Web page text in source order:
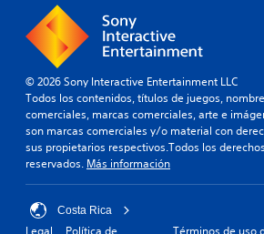
© 2026 Sony Interactive Entertainment LLC
Todos los contenidos, títulos de juegos,
comerciales, marcas comerciales, arte e
son marcas comerciales y/o material con
sus propietarios respectivos.Todos los derechos
reservados. Más información
Costa Rica
Legal Política de Términos de uso